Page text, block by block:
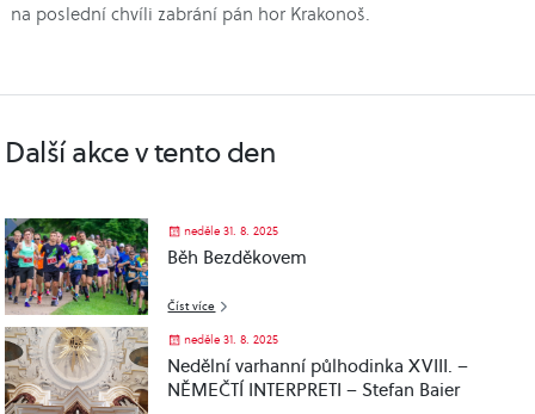
na poslední chvíli zabrání pán hor Krakonoš.
Další akce v tento den
neděle 31. 8. 2025
Běh Bezděkovem
Číst více
neděle 31. 8. 2025
Nedělní varhanní půlhodinka XVIII. –
NĚMEČTÍ INTERPRETI – Stefan Baier